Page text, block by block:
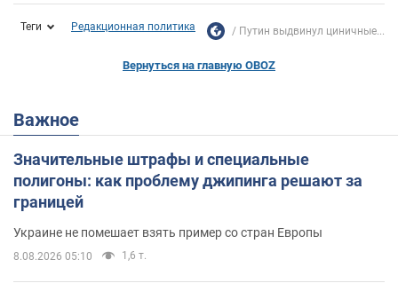
Теги Редакционная политика Путин выдвинул циничные...
Вернуться на главную OBOZ
Важное
Значительные штрафы и специальные
полигоны: как проблему джипинга решают за
границей
Украине не помешает взять пример со стран Европы
8.08.2026 05:10 1,6 т.